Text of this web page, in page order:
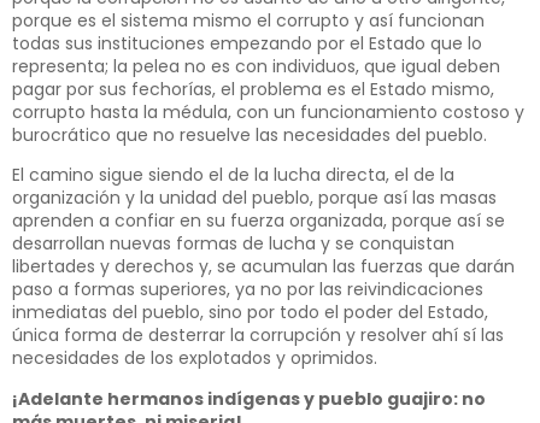
porque es el sistema mismo el corrupto y así funcionan
todas sus instituciones empezando por el Estado que lo
representa; la pelea no es con individuos, que igual deben
pagar por sus fechorías, el problema es el Estado mismo,
corrupto hasta la médula, con un funcionamiento costoso y
burocrático que no resuelve las necesidades del pueblo.
El camino sigue siendo el de la lucha directa, el de la
organización y la unidad del pueblo, porque así las masas
aprenden a confiar en su fuerza organizada, porque así se
desarrollan nuevas formas de lucha y se conquistan
libertades y derechos y, se acumulan las fuerzas que darán
paso a formas superiores, ya no por las reivindicaciones
inmediatas del pueblo, sino por todo el poder del Estado,
única forma de desterrar la corrupción y resolver ahí sí las
necesidades de los explotados y oprimidos.
¡Adelante hermanos indígenas y pueblo guajiro: no